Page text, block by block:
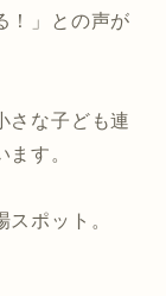
！」との声が
さな子ども連
す。
ポット。